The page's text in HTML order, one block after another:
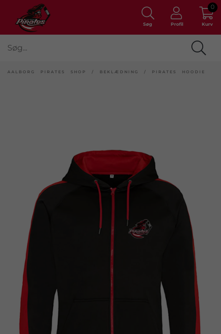
Søg Profil Kurv
0
AALBORG PIRATES SHOP / BEKLÆDNING / PIRATES HOODIE